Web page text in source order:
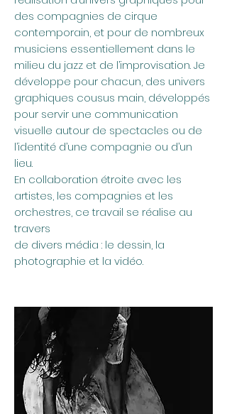
des compagnies de cirque
contemporain, et pour de nombreux
musiciens essentiellement dans le
milieu du jazz et de l’improvisation. Je
développe pour chacun, des univers
graphiques cousus main, développés
pour servir une communication
visuelle autour de spectacles ou de
l’identité d’une compagnie ou d’un
lieu.
En collaboration étroite avec les
artistes, les compagnies et les
orchestres, ce travail se réalise au
travers
de divers média : le dessin, la
photographie et la vidéo.